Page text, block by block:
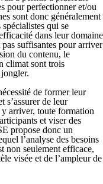
pour perfectionner et/ou
sont donc généralement
qui se
dans leur domaine
suffisantes pour arriver
du contenu, le
climat sont trois
de former leur
s’assurer de leur
arriver, toute formation
et viser des
propose donc un
l’analyse des besoins
non seulement efficace,
visée et de l’ampleur de